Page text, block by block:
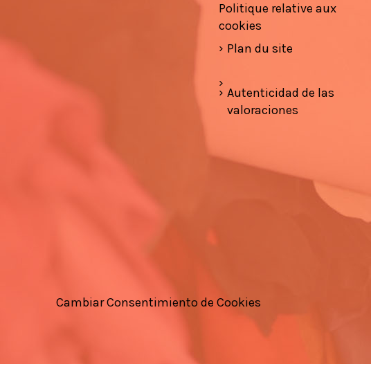
Politique relative aux
cookies
Plan du site
Autenticidad de las
valoraciones
Cambiar Consentimiento de Cookies